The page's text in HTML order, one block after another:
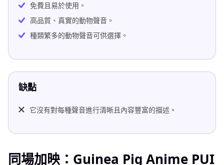
免費且易於使用。
高品質、真實的動物聲音。
種類繁多的動物聲音可供選擇。
缺點
它沒有對每種聲音進行清晰且內容豐富的描述。
同場加映：Guinea Pig Anime PUI